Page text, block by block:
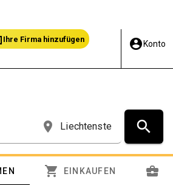
Ihre Firma hinzufügen account_circle Konto
place search
shopping_cart EINKAUFEN business_center